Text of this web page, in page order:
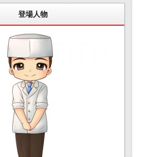
登場人物